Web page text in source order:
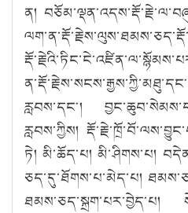
ན།
རླབས་དང༌།
རླབས་ཀྱིས།
ཏེ། མི་ཆོད་པ། མི་ཤིགས་པ།
ཅད་དུ་ཐོགས་པ་མེད་པ།
ཐམས་ཅད་སྐྲག་པར་བྱེད་པ།